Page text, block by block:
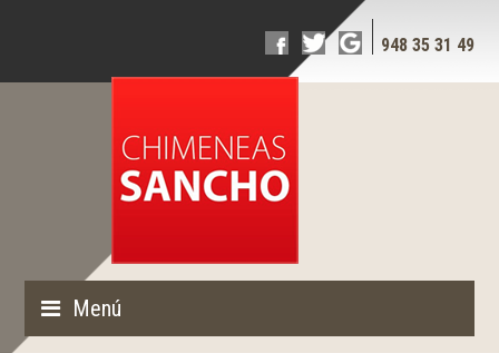
948 35 31 49
Menú